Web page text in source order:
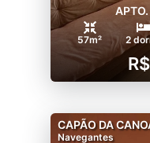
57m² 2
CAPÃO DA
Navegantes